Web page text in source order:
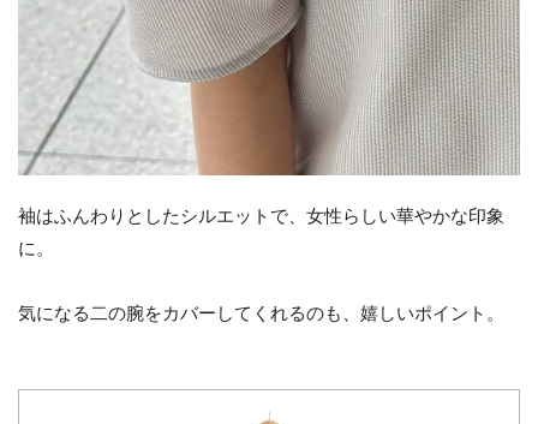
袖はふんわりとしたシルエットで、女性らしい華やかな印象
に。
気になる二の腕をカバーしてくれるのも、嬉しいポイント。